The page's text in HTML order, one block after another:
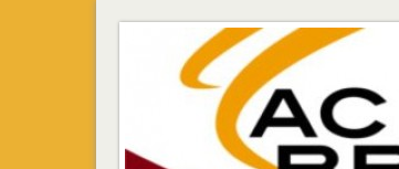
ACBB – Tennis de
La section ping de Boulogne